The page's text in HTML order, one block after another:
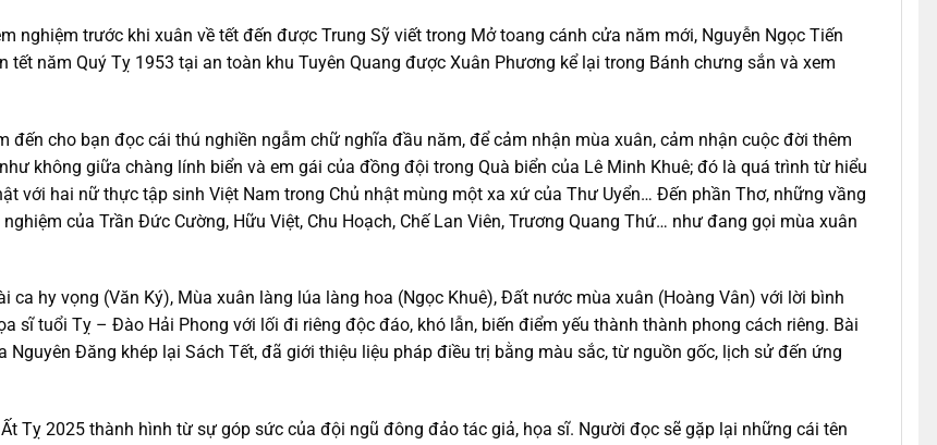
nghiệm trước khi xuân về tết đến được Trung Sỹ viết trong Mở toang cánh cửa năm mới, Nguyễn Ngọc Tiến
năm Quý Tỵ 1953 tại an toàn khu Tuyên Quang được Xuân Phương kể lại trong Bánh chưng sắn và xem
đến cho bạn đọc cái thú nghiền ngẫm chữ nghĩa đầu năm, để cảm nhận mùa xuân, cảm nhận cuộc đời thêm
không giữa chàng lính biển và em gái của đồng đội trong Quà biển của Lê Minh Khuê; đó là quá trình từ hiểu
với hai nữ thực tập sinh Việt Nam trong Chủ nhật mùng một xa xứ của Thư Uyển… Đến phần Thơ, những vầng
của Trần Đức Cường, Hữu Việt, Chu Hoạch, Chế Lan Viên, Trương Quang Thứ… như đang gọi mùa xuân
hy vọng (Văn Ký), Mùa xuân làng lúa làng hoa (Ngọc Khuê), Đất nước mùa xuân (Hoàng Vân) với lời bình
sĩ tuổi Tỵ – Đào Hải Phong với lối đi riêng độc đáo, khó lẫn, biến điểm yếu thành thành phong cách riêng. Bài
Đăng khép lại Sách Tết, đã giới thiệu liệu pháp điều trị bằng màu sắc, từ nguồn gốc, lịch sử đến ứng
Tỵ 2025 thành hình từ sự góp sức của đội ngũ đông đảo tác giả, họa sĩ. Người đọc sẽ gặp lại những cái tên